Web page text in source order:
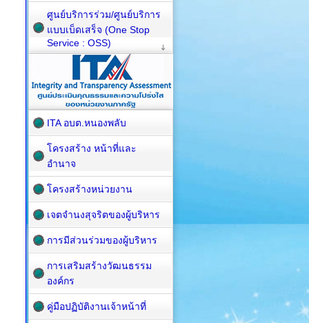
ศูนย์บริการร่วม/ศูนย์บริการ
แบบเบ็ดเสร็จ (One Stop
Service : OSS)
ITA อบต.หนองพลับ
โครงสร้าง หน้าที่และ
อำนาจ
โครงสร้างหน่วยงาน
เจตจำนงสุจริตของผู้บริหาร
การมีส่วนร่วมของผู้บริหาร
การเสริมสร้างวัฒนธรรม
องค์กร
คู่มือปฏิบัติงานเจ้าหน้าที่